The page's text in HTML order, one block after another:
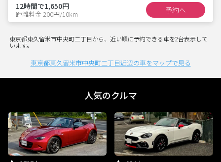
12時間で1,650円
距離料金 200円/10km 予約へ
東京都東久留米市中央町二丁目から、近い順に予約できる車を2台表示して
います。
東京都東久留米市中央町二丁目近辺の車をマップで見る
人気のクルマ